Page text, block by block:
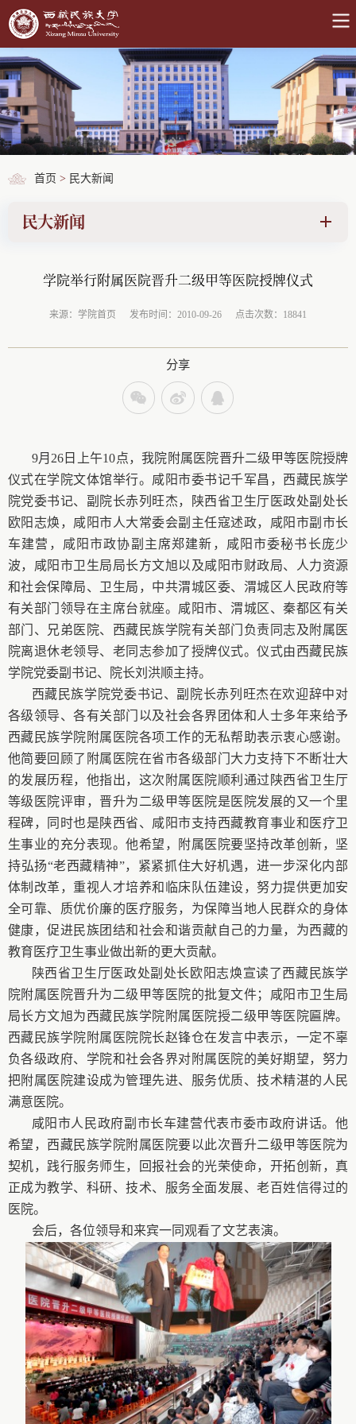
首页 > 民大新闻
民大新闻
学院举行附属医院晋升二级甲等医院授牌仪式
来源：学院首页 发布时间：2010-09-26 点击次数：18841
分享
9月 26 日 上午10点，我院附属医院晋升二级甲等医院授牌
仪式在学院文体馆举行。咸阳市委书记千军昌，西藏民族学
院党委书记、副院长赤列旺杰，陕西省卫生厅医政处副处长
欧阳志焕，咸阳市人大常委会副主任寇述政，咸阳市副市长
车建营，咸阳市政协副主席郑建新，咸阳市委秘书长庞少
波，咸阳市卫生局局长方文旭以及咸阳市财政局、人力资源
和社会保障局、卫生局，中共渭城区委、渭城区人民政府等
有关部门领导在主席台就座。咸阳市、渭城区、秦都区有关
部门、兄弟医院、西藏民族学院有关部门负责同志及附属医
院离退休老领导、老同志参加了授牌仪式。仪式由西藏民族
学院党委副书记、院长刘洪顺主持。
西藏民族学院党委书记、副院长赤列旺杰在欢迎辞中对
各级领导、各有关部门以及社会各界团体和人士多年来给予
西藏民族学院附属医院各项工作的无私帮助表示衷心感谢。
他简要回顾了附属医院在省市各级部门大力支持下不断壮大
的发展历程，他指出， 这次附属医院顺利通过陕西省卫生厅
等级医院评审，晋升为二级甲等医院是医院发展的又一个里
程碑，同时也是陕西省、咸阳市支持西藏教育事业和医疗卫
生事业的充分表现。他希望，附属医院要坚持改革创新，坚
持弘扬“老西藏精神”， 紧紧抓住大好机遇，进一步深化内部
体制改革，重视人才培养和临床队伍建设，努力提供更加安
全可靠、质优价廉的医疗服务，为保障当地人民群众的身体
健康，促进民族团结和社会和谐贡献自己的力量，为西藏的
教育医疗卫生事业做出新的更大贡献。
陕西省卫生厅医政处副处长欧阳志焕宣读了西藏民族学
院附属医院晋升为二级甲等医院的批复文件；咸阳市卫生局
局长方文旭为西藏民族学院附属医院授二级甲等医院匾牌。
西藏民族学院附属医院院长赵锋仓在发言中表示，一定不辜
负各级政府、学院和社会各界对附属医院的美好期望，努力
把附属医院建设成为管理先进、服务优质、技术精湛的人民
满意医院。
咸阳市人民政府副市长车建营代表市委市政府讲话。他
希望，西藏民族学院附属医院要以此次晋升二级甲等医院为
契机，践行服务师生，回报社会的光荣使命，开拓创新，真
正成为教学、科研、技术、服务全面发展、老百姓信得过的
医院。
会后，各位领导和来宾一同观看了文艺表演。